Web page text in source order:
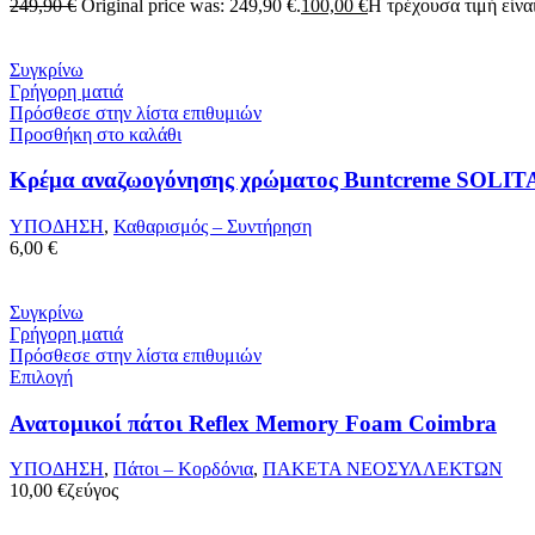
249,90€ Original price was: 249,90 €.100,00 €Η τρέχουσα τιμή
Συγκρίνω
Γρήγορη ματιά
Πρόσθεσε στην λίστα επιθυμιών
Προσθήκη στο καλάθι
Κρέμα αναζωογόνησης χρώματος Buntcreme
ΥΠΟΔΗΣΗ, Καθαρισμός – Συντήρηση
6,00 €
Συγκρίνω
Γρήγορη ματιά
Πρόσθεσε στην λίστα επιθυμιών
Επιλογή
Ανατομικοί πάτοι Reflex Memory Foam Coimbra
ΥΠΟΔΗΣΗ, Πάτοι – Κορδόνια, ΠΑΚΕΤΑ ΝΕΟΣΥΛΛΕΚΤΩΝ
10,00 €ζεύγος